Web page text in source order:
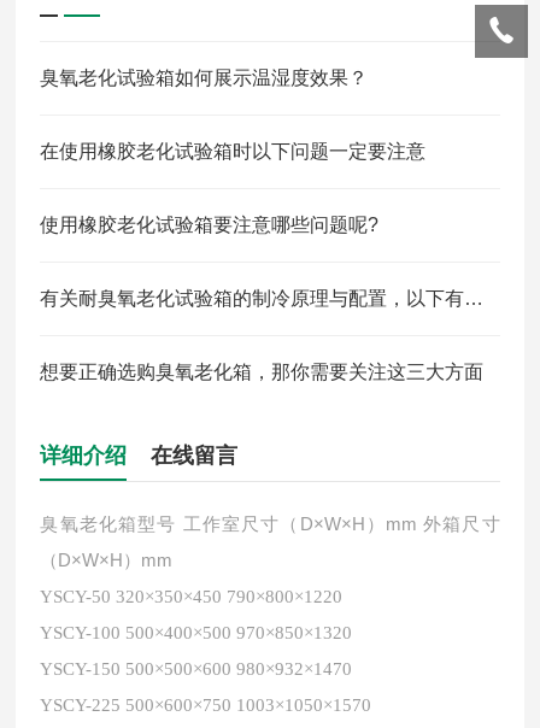
臭氧老化试验箱如何展示温湿度效果？
在使用橡胶老化试验箱时以下问题一定要注意
使用橡胶老化试验箱要注意哪些问题呢?
有关耐臭氧老化试验箱的制冷原理与配置，以下有详细说明
想要正确选购臭氧老化箱，那你需要关注这三大方面
详细介绍 在线留言
臭氧老化箱型号 工作室尺寸（D×W×H）mm 外箱尺寸
（D×W×H）mm
YSCY-50 320×350×450 790×800×1220
YSCY-100 500×400×500 970×850×1320
YSCY-150 500×500×600 980×932×1470
YSCY-225 500×600×750 1003×1050×1570